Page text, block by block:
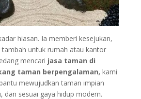
hiasan. Ia memberi kesejukan,
tambah untuk rumah atau kantor
mencari jasa taman di
taman berpengalaman, kami
mewujudkan taman impian
dan sesuai gaya hidup modern.